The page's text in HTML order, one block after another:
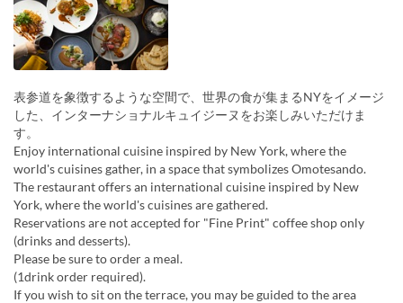
表参道を象徴するような空間で、世界の食が集まるNYをイメージ
した、インターナショナルキュイジーヌをお楽しみいただけま
す。
Enjoy international cuisine inspired by New York, where the
world's cuisines gather, in a space that symbolizes Omotesando.
The restaurant offers an international cuisine inspired by New
York, where the world's cuisines are gathered.
Reservations are not accepted for "Fine Print" coffee shop only
(drinks and desserts).
Please be sure to order a meal.
(1drink order required).
If you wish to sit on the terrace, you may be guided to the area